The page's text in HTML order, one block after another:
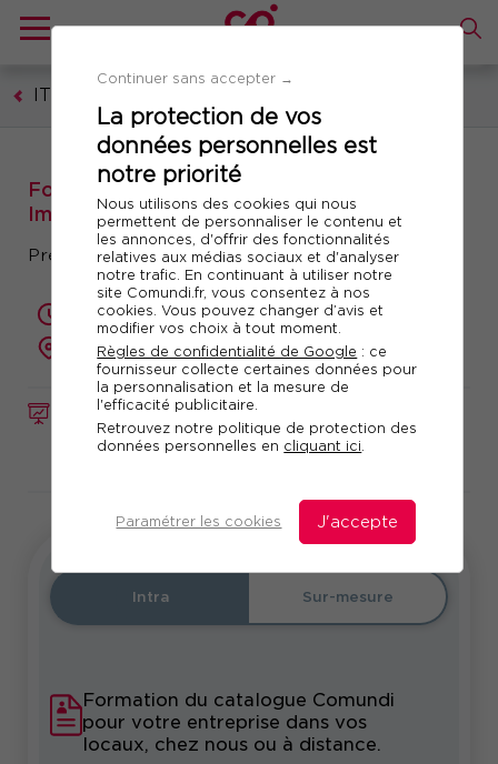
Continuer sans accepter →
La protection de vos
données personnelles est
notre priorité
Nous utilisons des cookies qui nous
permettent de personnaliser le contenu et
les annonces, d'offrir des fonctionnalités
relatives aux médias sociaux et d'analyser
notre trafic. En continuant à utiliser notre
site Comundi.fr, vous consentez à nos
cookies. Vous pouvez changer d’avis et
modifier vos choix à tout moment.
Règles de confidentialité de Google : ce
fournisseur collecte certaines données pour
la personnalisation et la mesure de
l'efficacité publicitaire.
Retrouvez notre politique de protection des
données personnelles en cliquant ici.
Paramétrer les cookies J'accepte
IT - Technologies numériques
FORMATION Réf. 12936
Télécharger le programme
Formation : NIS 2 Directive Lead
Implementer
Préparation à la certification
5 jours (35 heures)
présentiel ou à distance
Intra Sur-mesure
Formation du catalogue Comundi
pour votre entreprise dans vos
locaux, chez nous ou à distance.